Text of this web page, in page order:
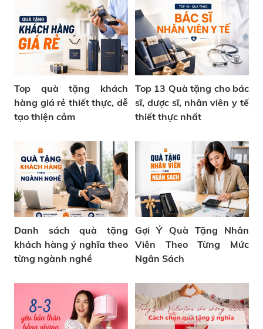
Top quà tặng khách
hàng giá rẻ thiết thực, dễ
tạo thiện cảm
Top 13 Quà tặng cho bác
sĩ, dược sĩ, nhân viên y tế
thiết thực nhất
Danh sách quà tặng
khách hàng ý nghĩa theo
từng ngành nghề
Gợi Ý Quà Tặng Nhân
Viên Theo Từng Mức
Ngân Sách